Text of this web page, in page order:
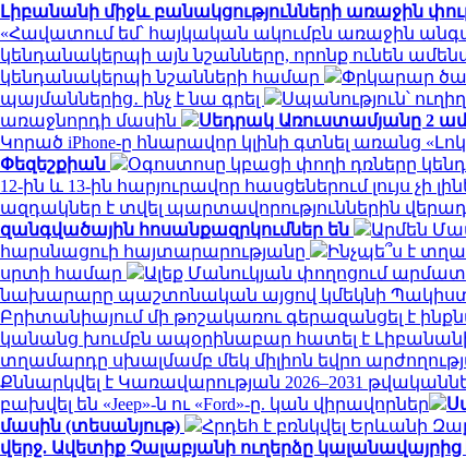
Լիբանանի միջև բանակցությունների առաջին
«Հավատում եմ՝ հայկական ակումբն առաջին
կենդանակերպի այն նշանները, որոնք ունեն
կենդանակերպի նշանների համար
Փրկարար
պայմաններից․ ինչ է նա գրել
Սպանություն՝
առաջնորդի մասին
Սեդրակ Առուստամյանը 2
Կորած iPhone-ը հնարավոր կլինի գտնել առանց
Փեզեշքիան
Օգոստոսը կբացի փողի դռները
12-ին և 13-ին հարյուրավոր հասցեներում լույս չի
ազդակներ է տվել պարտավորություններին
զանգվածային հոսանքազրկումներ են
Արմեն
հարսնացուի հայտարարությանը
Ինչպե՞ս է
սրտի համար
Ալեք Մանուկյան փողոցում
նախարարը պաշտոնական այցով կմեկնի
Բրիտանիայում մի թոշակառու գերազանցել է
կանանց խումբն ապօրինաբար հատել է
տղամարդը սխալմամբ մեկ միլիոն եվրո
Քննարկվել է Կառավարության 2026–2031
բախվել են «Jeep»-ն ու «Ford»-ը. կան վիրավորներ
մասին (տեսանյութ)
Հրդեհ է բռնկվել Երևանի
վերջ. Ավետիք Չալաբյանի ուղերձը կալանավայրից